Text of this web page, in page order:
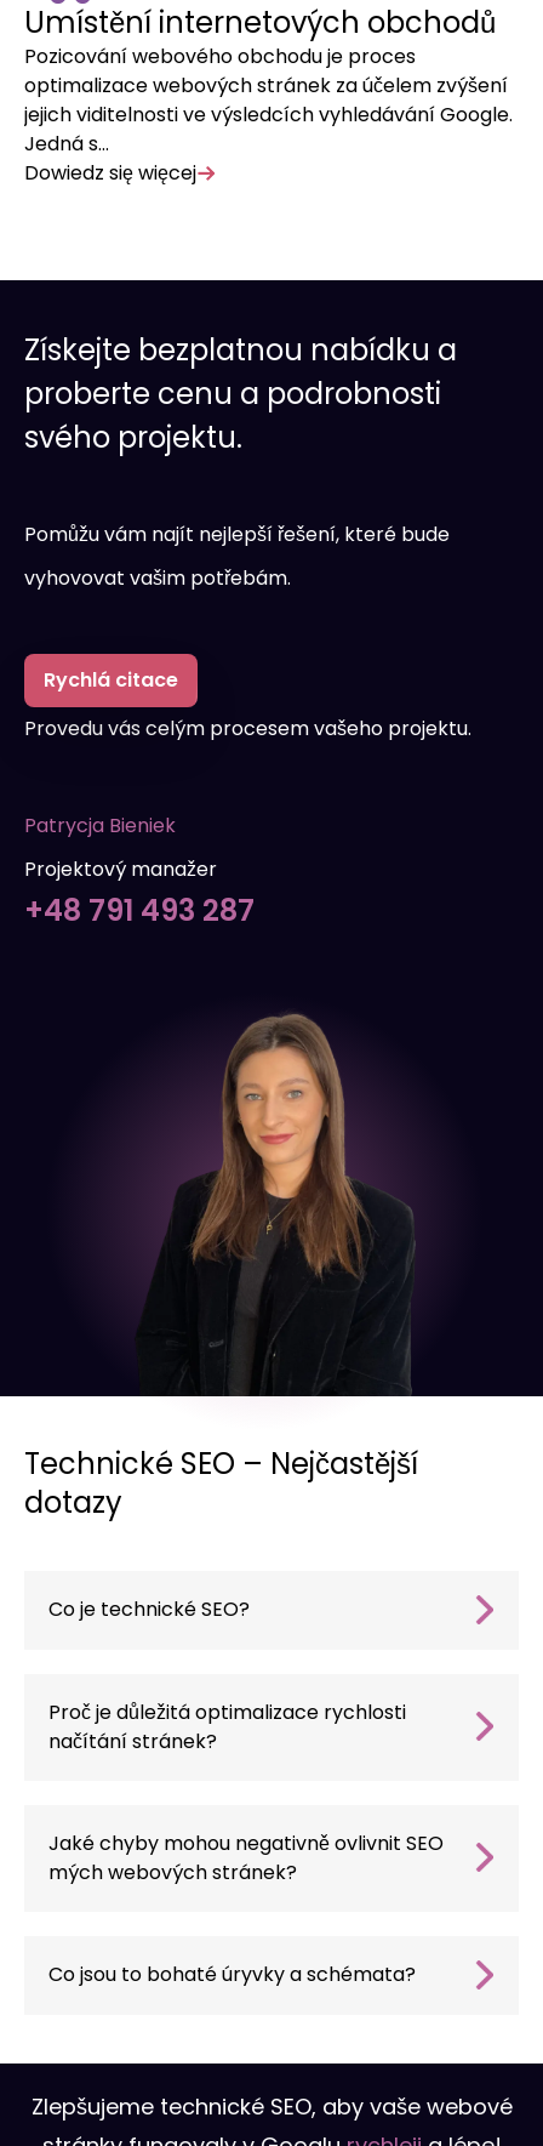
Umístění internetových obchodů
Pozicování webového obchodu je proces
optimalizace webových stránek za účelem zvýšení
jejich viditelnosti ve výsledcích vyhledávání Google.
Jedná s…
Dowiedz się więcej
Získejte bezplatnou nabídku a
proberte cenu a podrobnosti
svého projektu.
Pomůžu vám najít nejlepší řešení, které bude
vyhovovat vašim potřebám.
Rychlá citace
Provedu vás celým procesem vašeho projektu.
Patrycja Bieniek
Projektový manažer
+48 791 493 287
Technické SEO – Nejčastější
dotazy
Co je technické SEO?
kód, struktura, rychlost načítání a chyby, s
cílem zlepšit jejich viditelnost ve
vyhledávačích a zajistit lepší uživatelský
Proč je důležitá optimalizace rychlosti
načítání stránek?
zážitek, tak pro algoritmy vyhledávačů, které
ve výsledcích vyhledávání preferují rychlé
stránky.
Jaké chyby mohou negativně ovlivnit SEO
mých webových stránek?
mohou negativně ovlivnit pozici vašeho webu
ve vyhledávačích. Naše služba vám je pomůže
Co jsou to bohaté úryvky a schémata?
propracovanější výsledky, například
hodnocení hvězdičkami, ceny produktů nebo
obrázky, což může zvýšit klikatelnost vašich
Zlepšujeme technické SEO, aby vaše webové